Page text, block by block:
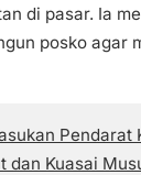
di pasar. Ia
posko agar
Pendarat
dan Kuasai